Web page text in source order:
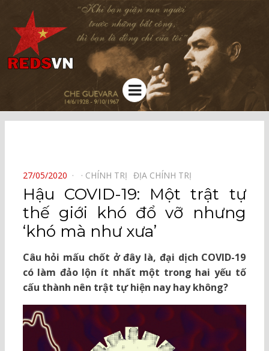
Kênh chia sẻ tri thức cộng đồng
Menu
POSTED
ON
27/05/2020 CHÍNH TRỊ⠀ ĐỊA CHÍNH TRỊ⠀
Hậu COVID-19: Một trật tự
thế giới khó đổ vỡ nhưng
‘khó mà như xưa’
Câu hỏi mấu chốt ở đây là, đại dịch COVID-19
có làm đảo lộn ít nhất một trong hai yếu tố
cấu thành nên trật tự hiện nay hay không?